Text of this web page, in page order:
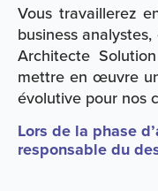
Vous travaillerez
business
Architecte
mettre en œuvre
évolutive pour nos
Lors de la phase
responsable du